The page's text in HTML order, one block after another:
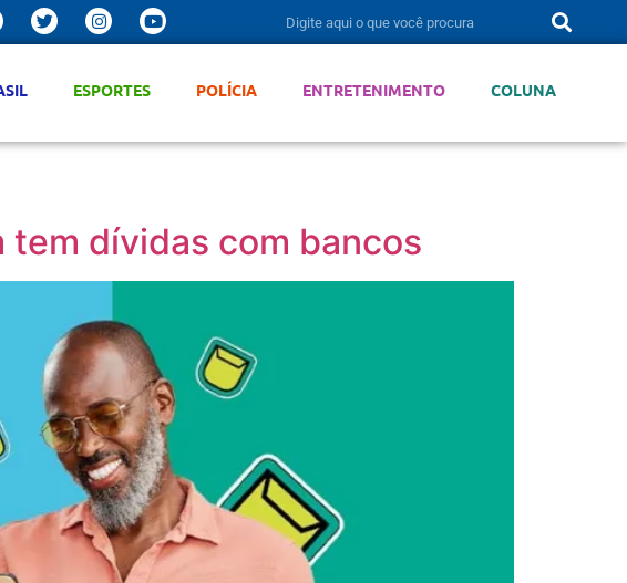
ESPORTES POLÍCIA ENTRETENIMENTO COLUNA
dívidas com bancos